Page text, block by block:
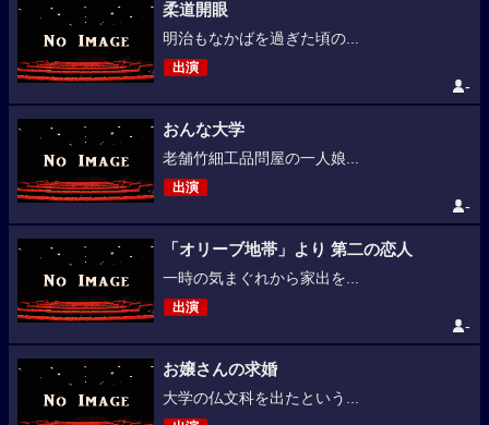
柔道開眼
明治もなかばを過ぎた頃の...
出演
-
おんな大学
老舗竹細工品問屋の一人娘...
出演
-
「オリーブ地帯」より 第二の恋人
一時の気まぐれから家出を...
出演
-
お嬢さんの求婚
大学の仏文科を出たという...